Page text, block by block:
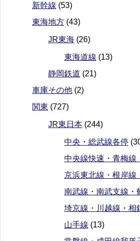
新幹線 (53)
東海地方 (43)
JR東海 (26)
東海道線 (13)
静岡鉄道 (21)
車庫その他 (2)
関東 (727)
JR東日本 (244)
中央・総武線各停
中央線快速・青梅線
京浜東北線・根岸線
南武線・南武支線・
埼京線・川越線・相
山手線 (13)